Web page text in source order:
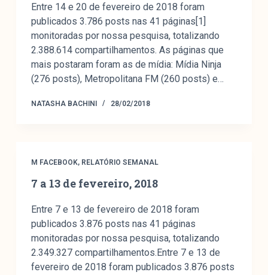
Entre 14 e 20 de fevereiro de 2018 foram
publicados 3.786 posts nas 41 páginas[1]
monitoradas por nossa pesquisa, totalizando
2.388.614 compartilhamentos. As páginas que
mais postaram foram as de mídia: Mídia Ninja
(276 posts), Metropolitana FM (260 posts) e…
NATASHA BACHINI 28/02/2018
M FACEBOOK, RELATÓRIO SEMANAL
7 a 13 de fevereiro, 2018
Entre 7 e 13 de fevereiro de 2018 foram
publicados 3.876 posts nas 41 páginas
monitoradas por nossa pesquisa, totalizando
2.349.327 compartilhamentos.Entre 7 e 13 de
fevereiro de 2018 foram publicados 3.876 posts